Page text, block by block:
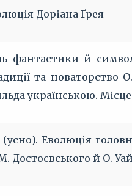
Доріана Ґрея
фантастики й
та новаторство
українською.
Еволюція
Достоєвського й О.